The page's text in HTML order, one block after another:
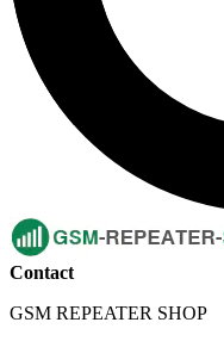
Contact
GSM REPEATER SHOP